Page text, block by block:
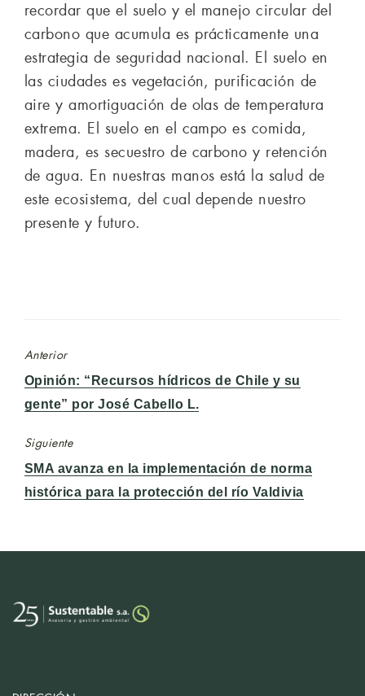
recordar que el suelo y el manejo circular del
carbono que acumula es prácticamente una
estrategia de seguridad nacional. El suelo en
las ciudades es vegetación, purificación de
aire y amortiguación de olas de temperatura
extrema. El suelo en el campo es comida,
madera, es secuestro de carbono y retención
de agua. En nuestras manos está la salud de
este ecosistema, del cual depende nuestro
presente y futuro.
Anterior
Entrada
anterior:
Opinión: “Recursos hídricos de Chile y su
gente” por José Cabello L.
Siguiente
Entrada
siguiente:
SMA avanza en la implementación de norma
histórica para la protección del río Valdivia